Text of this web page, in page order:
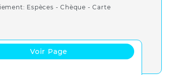
Espèces - Chèque - Carte
Voir Page